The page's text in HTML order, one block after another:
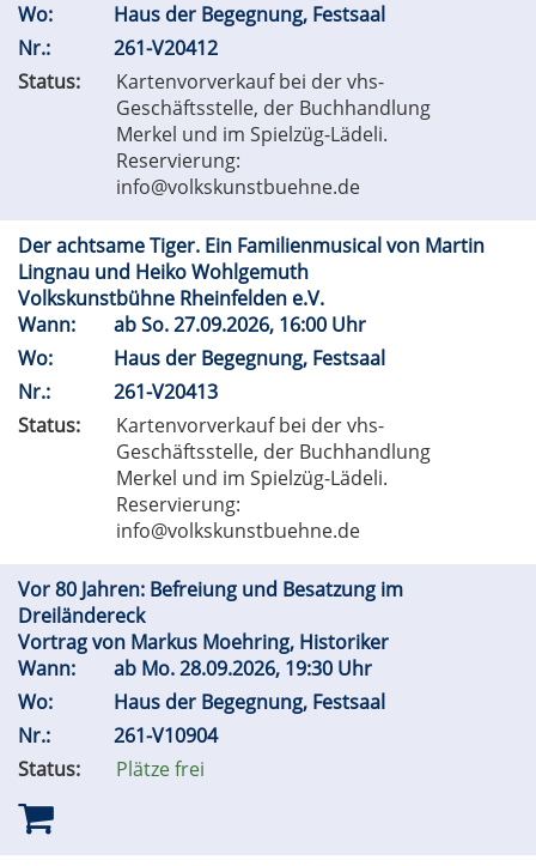
Wo:
Haus der Begegnung, Festsaal
Nr.:
261-V20412
Status:
Kartenvorverkauf bei der vhs-
Geschäftsstelle, der Buchhandlung
Merkel und im Spielzüg-Lädeli.
Reservierung:
info@volkskunstbuehne.de
Der achtsame Tiger. Ein Familienmusical von Martin
Lingnau und Heiko Wohlgemuth
Volkskunstbühne Rheinfelden e.V.
Wann:
abSo.27.09.2026, 16:00 Uhr
Wo:
Haus der Begegnung, Festsaal
Nr.:
261-V20413
Status:
Kartenvorverkauf bei der vhs-
Geschäftsstelle, der Buchhandlung
Merkel und im Spielzüg-Lädeli.
Reservierung:
info@volkskunstbuehne.de
Vor 80 Jahren: Befreiung und Besatzung im
Dreiländereck
Vortrag von Markus Moehring, Historiker
Wann:
ab Mo.28.09.2026, 19:30 Uhr
Wo:
Haus der Begegnung, Festsaal
Nr.:
261-V10904
Status:
Plätze frei